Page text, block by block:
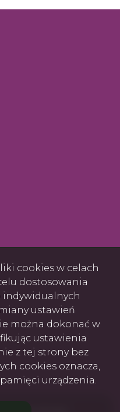
cookies w celach
dostosowania
indywidualnych
ustawień
można dokonać w
ustawienia
z tej strony bez
cookies oznacza,
urządzenia.